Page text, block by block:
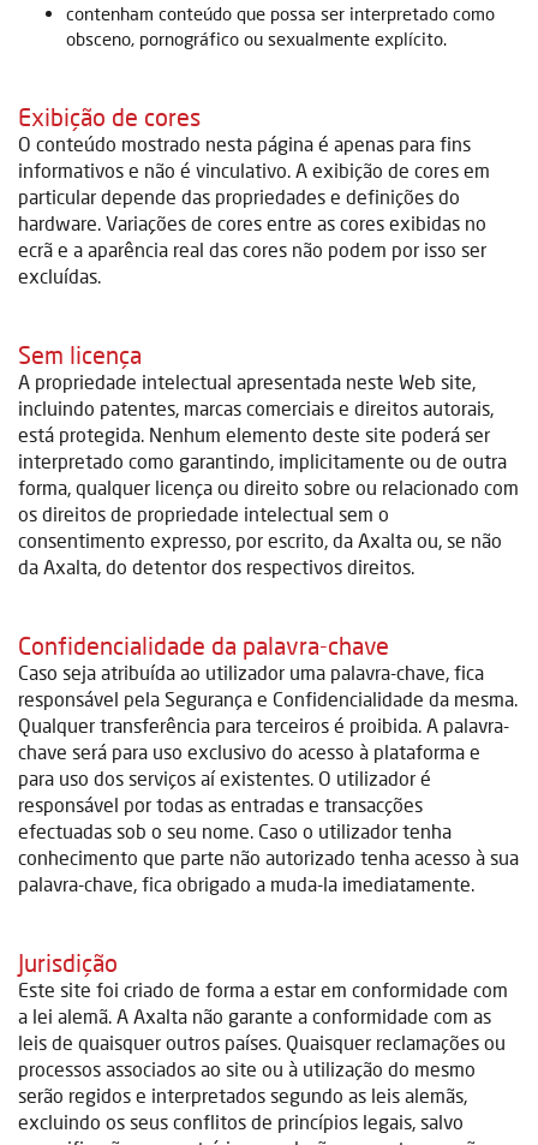
contenham conteúdo que possa ser interpretado como
obsceno, pornográfico ou sexualmente explícito.
Exibição de cores
O conteúdo mostrado nesta página é apenas para fins
informativos e não é vinculativo. A exibição de cores em
particular depende das propriedades e definições do
hardware. Variações de cores entre as cores exibidas no
ecrã e a aparência real das cores não podem por isso ser
excluídas.
Sem licença
A propriedade intelectual apresentada neste Web site,
incluindo patentes, marcas comerciais e direitos autorais,
está protegida. Nenhum elemento deste site poderá ser
interpretado como garantindo, implicitamente ou de outra
forma, qualquer licença ou direito sobre ou relacionado com
os direitos de propriedade intelectual sem o
consentimento expresso, por escrito, da Axalta ou, se não
da Axalta, do detentor dos respectivos direitos.
Confidencialidade da palavra-chave
Caso seja atribuída ao utilizador uma palavra-chave, fica
responsável pela Segurança e Confidencialidade da mesma.
Qualquer transferência para terceiros é proibida. A palavra-
chave será para uso exclusivo do acesso à plataforma e
para uso dos serviços aí existentes. O utilizador é
responsável por todas as entradas e transacções
efectuadas sob o seu nome. Caso o utilizador tenha
conhecimento que parte não autorizado tenha acesso à sua
palavra-chave, fica obrigado a muda-la imediatamente.
Jurisdição
Este site foi criado de forma a estar em conformidade com
a lei alemã. A Axalta não garante a conformidade com as
leis de quaisquer outros países. Quaisquer reclamações ou
processos associados ao site ou à utilização do mesmo
serão regidos e interpretados segundo as leis alemãs,
excluindo os seus conflitos de princípios legais, salvo